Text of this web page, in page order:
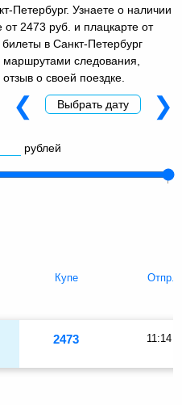
Петербург. Узнаете о наличии
от 2473 руб. и плацкарте от
в Санкт-Петербург
маршрутами следования,
о своей поездке.
рублей
❮ Выбрать дату ❯
Купе Отпр.
2473 11:14